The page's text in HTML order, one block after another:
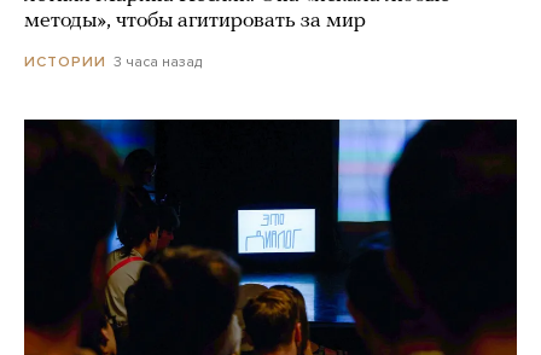
методы», чтобы агитировать за мир
ИСТОРИИ 3 часа назад